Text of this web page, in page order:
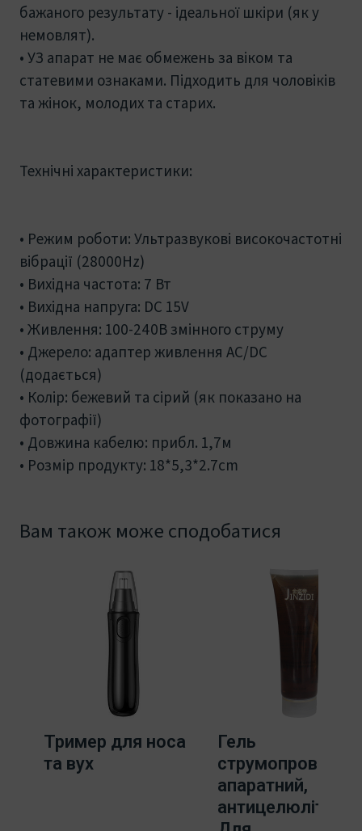
бажаного результату - ідеальної шкіри (як у
немовлят).
• УЗ апарат не має обмежень за віком та
статевими ознаками. Підходить для чоловіків
та жінок, молодих та старих.
Технічні характеристики:
• Режим роботи: Ультразвукові високочастотні
вібрації (28000Hz)
• Вихідна частота: 7 Вт
• Вихідна напруга: DC 15V
• Живлення: 100-240В змінного струму
• Джерело: адаптер живлення AC/DC
(додається)
• Колір: бежевий та сірий (як показано на
фотографії)
• Довжина кабелю: прибл. 1,7м
• Розмір продукту: 18*5,3*2.7cm
Вам також може сподобатися
Тример для носа
та вух
Гель
апаратний,
антицелюлітний.